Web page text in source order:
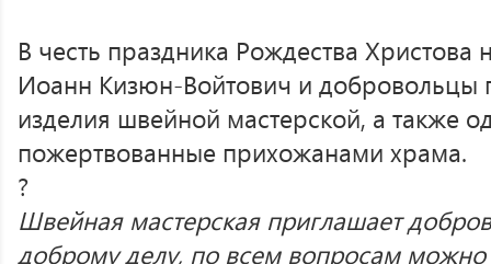
В честь праздника Рождества Христова
Иоанн Кизюн-Войтович и добровольцы
изделия швейной мастерской, а также
пожертвованные прихожанами храма.
?
Швейная мастерская приглашает
доброму делу, по всем вопросам